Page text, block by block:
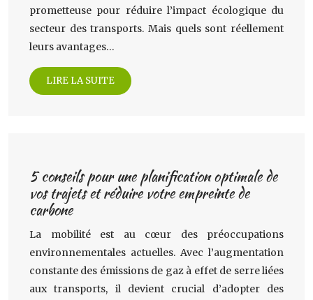
prometteuse pour réduire l’impact écologique du
secteur des transports. Mais quels sont réellement
leurs avantages…
LIRE LA SUITE
5 conseils pour une planification optimale de
vos trajets et réduire votre empreinte de
carbone
La mobilité est au cœur des préoccupations
environnementales actuelles. Avec l’augmentation
constante des émissions de gaz à effet de serre liées
aux transports, il devient crucial d’adopter des